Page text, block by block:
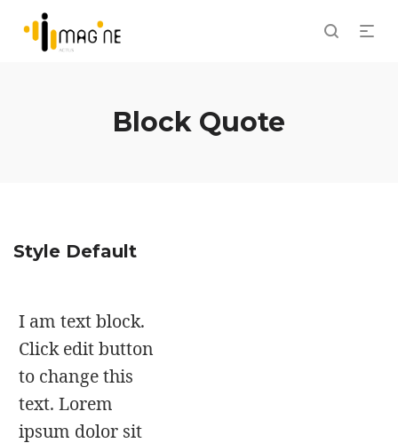
Block Quote
Style Default
I am text block.
Click edit button
to change this
text. Lorem
ipsum dolor sit